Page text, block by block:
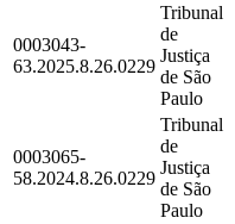
0003043-
63.2025.8.26.0229
Tribunal
de
Justiça
de São
Paulo
0003065-
58.2024.8.26.0229
Tribunal
de
Justiça
de São
Paulo